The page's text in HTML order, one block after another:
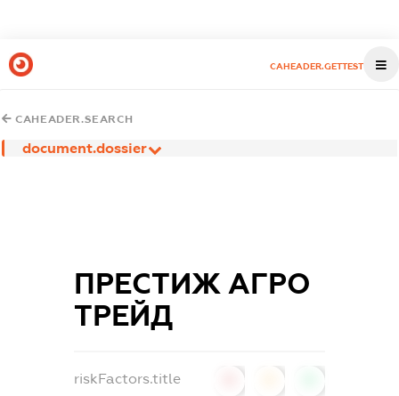
CAHEADER.GETTEST
CAHEADER.SEARCH
document.dossier
ПРЕСТИЖ АГРО
ТРЕЙД
riskFactors.title